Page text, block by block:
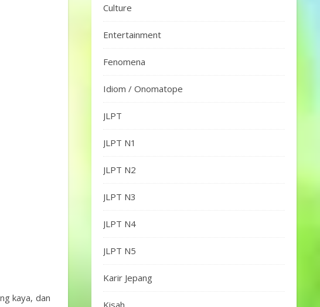
kaya, dan
Culture
Entertainment
Fenomena
Idiom / Onomatope
JLPT
JLPT N1
JLPT N2
JLPT N3
JLPT N4
JLPT N5
Karir Jepang
Kisah